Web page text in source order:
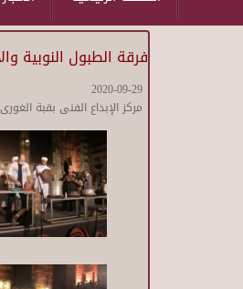
فرقة الطبول النوبية
2020-09-29
مركز الإبداع الفنى بقبة الغورى